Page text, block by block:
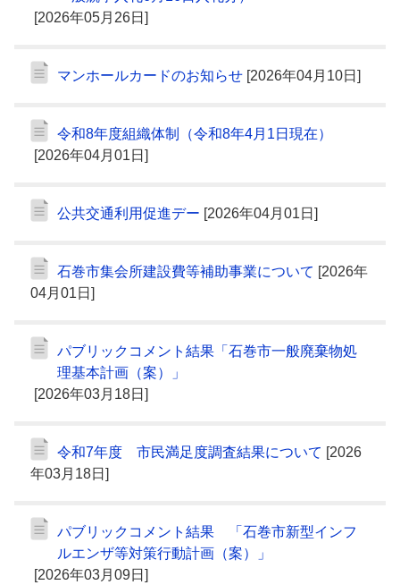
[2026年05月26日]
マンホールカードのお知らせ [2026年04月10日]
令和8年度組織体制（令和8年4月1日現在）
[2026年04月01日]
公共交通利用促進デー [2026年04月01日]
石巻市集会所建設費等補助事業について [2026年
04月01日]
パブリックコメント結果「石巻市一般廃棄物処
理基本計画（案）」
[2026年03月18日]
令和7年度 市民満足度調査結果について [2026
年03月18日]
パブリックコメント結果 「石巻市新型インフ
ルエンザ等対策行動計画（案）」
[2026年03月09日]